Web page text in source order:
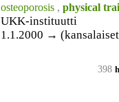
osteoporosis , physical
UKK-instituutti
1.1.2000 →
398